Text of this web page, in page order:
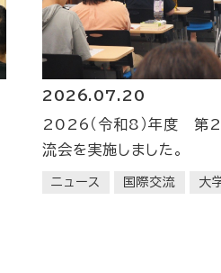
2026.07.20
2026（令和8）年度 第
流会を実施しました。
ニュース 国際交流 大